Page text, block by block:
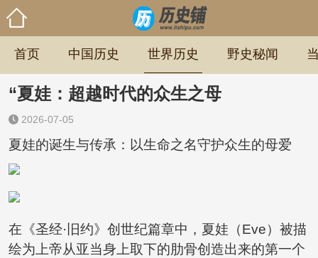
首页 中国历史 世界历史 野史秘闻
“夏娃：超越时代的众生之母
2026-07-05
夏娃的诞生与传承：以生命之名守护众生的母爱
在《圣经·旧约》创世纪篇章中，夏娃（Eve）被描
绘为上帝从亚当身上取下的肋骨创造出来的第一个